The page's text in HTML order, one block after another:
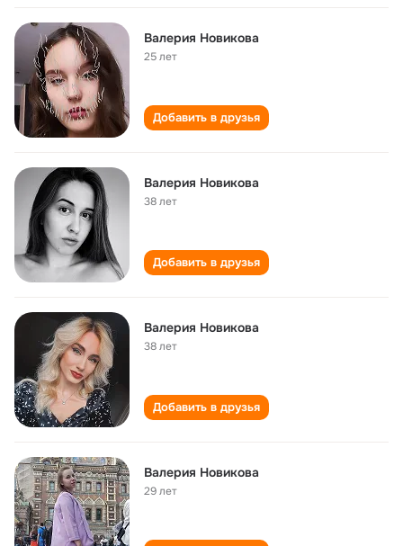
Валерия Новикова
25 лет
Добавить в друзья
Валерия Новикова
38 лет
Добавить в друзья
Валерия Новикова
38 лет
Добавить в друзья
Валерия Новикова
29 лет